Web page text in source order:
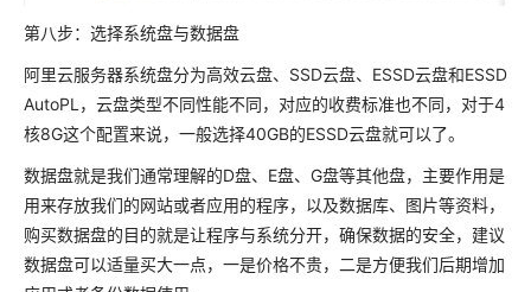
第八步：选择系统盘与数据盘
阿里云服务器系统盘分为高效云盘、SSD云盘、ESSD云盘和ESSD
AutoPL，云盘类型不同性能不同，对应的收费标准也不同，对于4
核8G这个配置来说，一般选择40GB的ESSD云盘就可以了。
数据盘就是我们通常理解的D盘、E盘、G盘等其他盘，主要作用是
用来存放我们的网站或者应用的程序，以及数据库、图片等资料，
购买数据盘的目的就是让程序与系统分开，确保数据的安全，建议
数据盘可以适量买大一点，一是价格不贵，二是方便我们后期增加